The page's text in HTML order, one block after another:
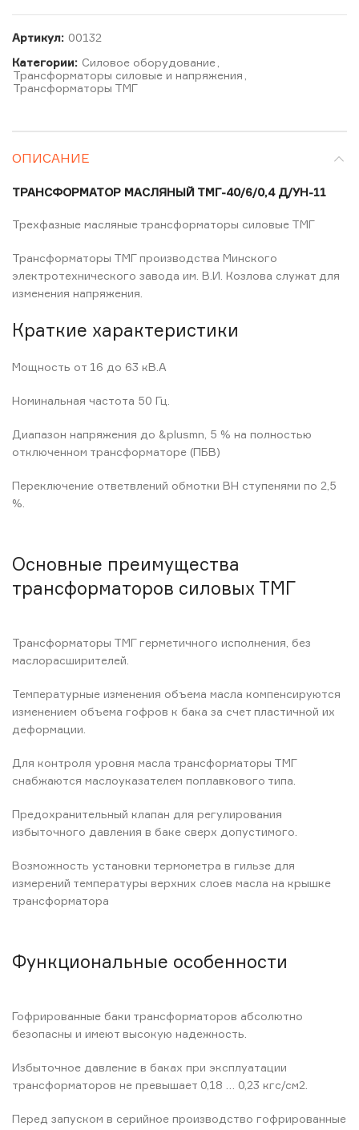
Артикул: 00132
Категории: Силовое оборудование
Трансформаторы силовые и напряжения
Трансформаторы ТМГ
ОПИСАНИЕ
ТРАНСФОРМАТОР МАСЛЯНЫЙ ТМГ-40/6/0,4 Д/УН-11
Трехфазные масляные трансформаторы силовые ТМГ
Трансформаторы ТМГ производства Минского
электротехнического завода им. В.И. Козлова служат для
изменения напряжения.
Краткие характеристики
Мощность от 16 до 63 кВ.А
Номинальная частота 50 Гц.
Диапазон напряжения до &plusmn, 5 % на полностью
отключенном трансформаторе (ПБВ)
Переключение ответвлений обмотки ВН ступенями по 2,5
%.
Основные преимущества
трансформаторов силовых ТМГ
Трансформаторы ТМГ герметичного исполнения, без
маслорасширителей.
Температурные изменения объема масла компенсируются
изменением объема гофров к бака за счет пластичной их
деформации.
Для контроля уровня масла трансформаторы ТМГ
снабжаются маслоуказателем поплавкового типа.
Предохранительный клапан для регулирования
избыточного давления в баке сверх допустимого.
Возможность установки термометра в гильзе для
измерений температуры верхних слоев масла на крышке
трансформатора
Функциональные особенности
Гофрированные баки трансформаторов абсолютно
безопасны и имеют высокую надежность.
Избыточное давление в баках при эксплуатации
трансформаторов не превышает 0,18 … 0,23 кгс/см2.
Перед запуском в серийное производство гофрированные